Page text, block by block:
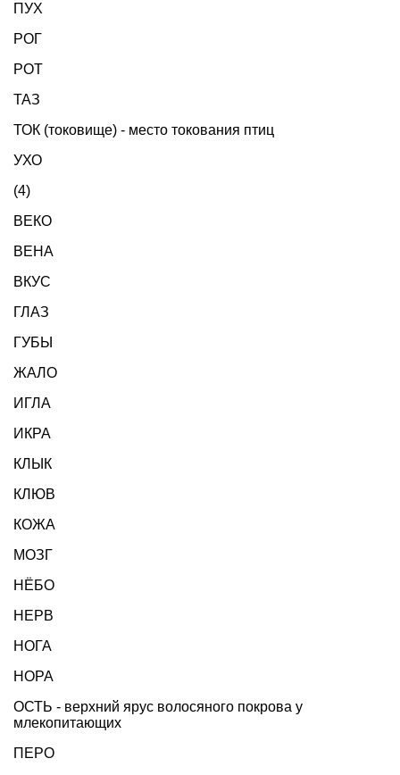
ПУХ
РОГ
РОТ
ТАЗ
ТОК (токовище) - место токования птиц
УХО
(4)
ВЕКО
ВЕНА
ВКУС
ГЛАЗ
ГУБЫ
ЖАЛО
ИГЛА
ИКРА
КЛЫК
КЛЮВ
КОЖА
МОЗГ
НЁБО
НЕРВ
НОГА
НОРА
ОСТЬ - верхний ярус волосяного покрова у
млекопитающих
ПЕРО